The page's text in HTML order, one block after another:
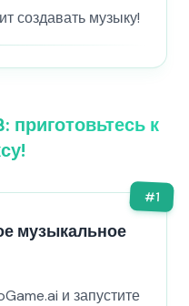
создавать музыку!
приготовьтесь к
#1
музыкальное
и запустите